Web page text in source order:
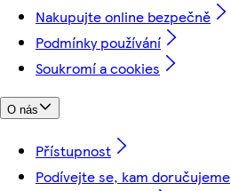
Nakupujte online bezpečně
Podmínky používání
Soukromí a cookies
O nás
Přístupnost
Podívejte se, kam doručujeme